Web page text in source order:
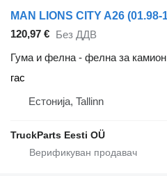
120,97 € Без ДДВ
Гума и фелна - фелна за камион
гас
Естонија, Tallinn
TruckParts Eesti OÜ